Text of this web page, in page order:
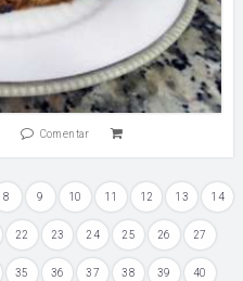
Comentar
8 9 10 11 12 13 14
22 23 24 25 26 27
35 36 37 38 39 40